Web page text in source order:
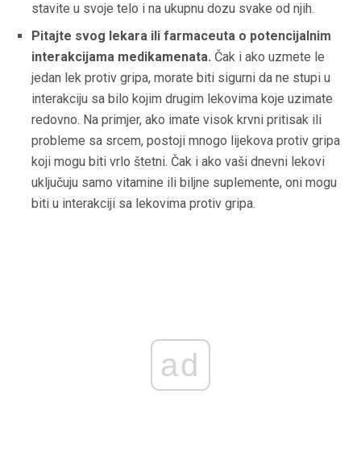
stavite u svoje telo i na ukupnu dozu svake od njih.
Pitajte svog lekara ili farmaceuta o potencijalnim
interakcijama medikamenata. Čak i ako uzmete le
jedan lek protiv gripa, morate biti sigurni da ne stupi u
interakciju sa bilo kojim drugim lekovima koje uzimate
redovno. Na primjer, ako imate visok krvni pritisak ili
probleme sa srcem, postoji mnogo lijekova protiv gripa
koji mogu biti vrlo štetni. Čak i ako vaši dnevni lekovi
uključuju samo vitamine ili biljne suplemente, oni mogu
biti u interakciji sa lekovima protiv gripa.
ad